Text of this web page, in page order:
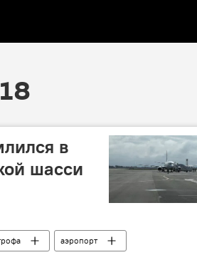
в
шасси
аэропорт